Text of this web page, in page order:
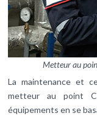
Metteur au
La maintenance et
metteur au point
équipements en se